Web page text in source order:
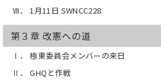
Ⅶ． 1月11日 SWNCC228
第３章 改憲への道
Ⅰ． 極東委員会メンバーの来日
Ⅱ． GHQと作戦